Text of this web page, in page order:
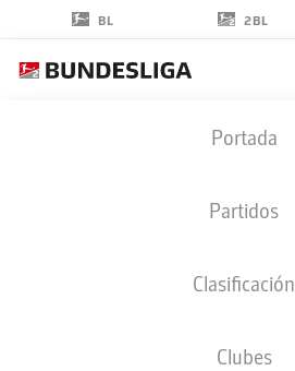
BL 2BL
Portada
Partidos
Clasificación
Clubes